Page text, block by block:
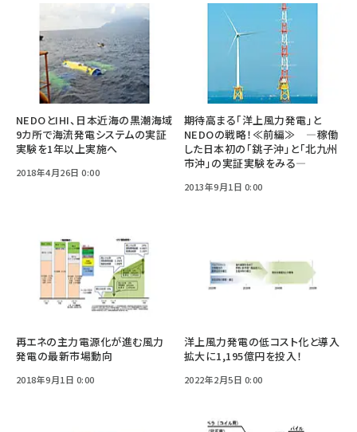
NEDOとIHI、日本近海の黒潮海域
9カ所で海流発電システムの実証
実験を1年以上実施へ
2018年4月26日 0:00
期待高まる「洋上風力発電」と
NEDOの戦略！≪前編≫ ―稼働
した日本初の「銚子沖」と「北九州
市沖」の実証実験をみる―
2013年9月1日 0:00
再エネの主力電源化が進む風力
発電の最新市場動向
2018年9月1日 0:00
洋上風力発電の低コスト化と導入
拡大に1,195億円を投入！
2022年2月5日 0:00